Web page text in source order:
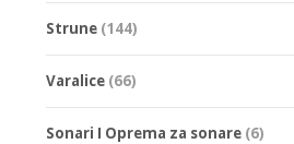
Strune (144)
Varalice (66)
Sonari I Oprema za sonare (6)